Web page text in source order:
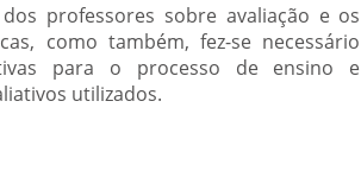
professores sobre avaliação e os
como também, fez-se necessário
para o processo de ensino e
utilizados.